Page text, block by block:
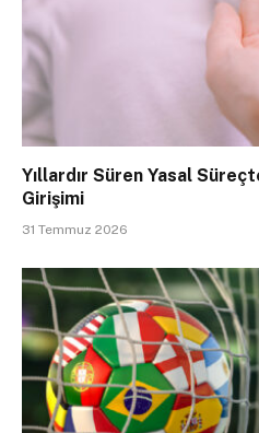
Yıllardır Süren Yasal
Girişimi
31 Temmuz 2026